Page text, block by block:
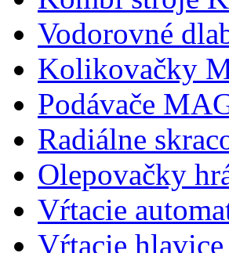
Vodorovné
Kolikovačky
Podávače
Radiálne
Olepovačky
Vŕtacie
Vŕtacie